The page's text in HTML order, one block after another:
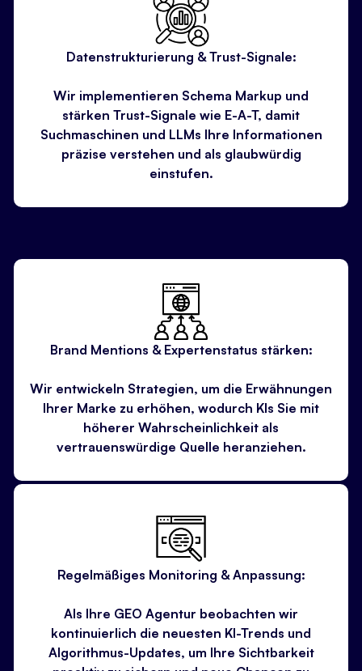
Datenstrukturierung & Trust-Signale:
Wir implementieren Schema Markup und
stärken Trust-Signale wie E-A-T, damit
Suchmaschinen und LLMs Ihre Informationen
präzise verstehen und als glaubwürdig
einstufen.
Brand Mentions & Expertenstatus stärken:
Wir entwickeln Strategien, um die Erwähnungen
Ihrer Marke zu erhöhen, wodurch KIs Sie mit
höherer Wahrscheinlichkeit als
vertrauenswürdige Quelle heranziehen.
Regelmäßiges Monitoring & Anpassung:
Als Ihre GEO Agentur beobachten wir
kontinuierlich die neuesten KI-Trends und
Algorithmus-Updates, um Ihre Sichtbarkeit